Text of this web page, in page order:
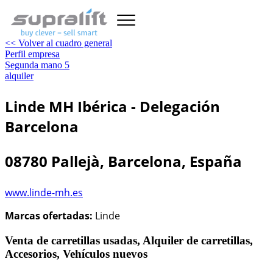
<< Volver al cuadro general
Perfil empresa
Segunda mano 5
alquiler
Linde MH Ibérica - Delegación
Barcelona
08780 Pallejà, Barcelona, España
www.linde-mh.es
Marcas ofertadas: Linde
Venta de carretillas usadas, Alquiler de carretillas,
Accesorios, Vehículos nuevos